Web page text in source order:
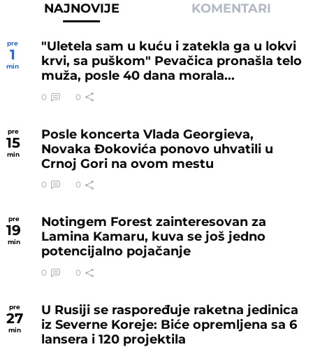
NAJNOVIJE KOMENTARI
pre
1
min
"Uletela sam u kuću i zatekla ga u lokvi
krvi, sa puškom" Pevačica pronašla telo
muža, posle 40 dana morala...
0 0
pre
15
min
Posle koncerta Vlada Georgieva,
Novaka Đokovića ponovo uhvatili u
Crnoj Gori na ovom mestu
0 0
pre
19
min
Notingem Forest zainteresovan za
Lamina Kamaru, kuva se još jedno
potencijalno pojačanje
0 0
pre
27
min
U Rusiji se raspoređuje raketna jedinica
iz Severne Koreje: Biće opremljena sa 6
lansera i 120 projektila